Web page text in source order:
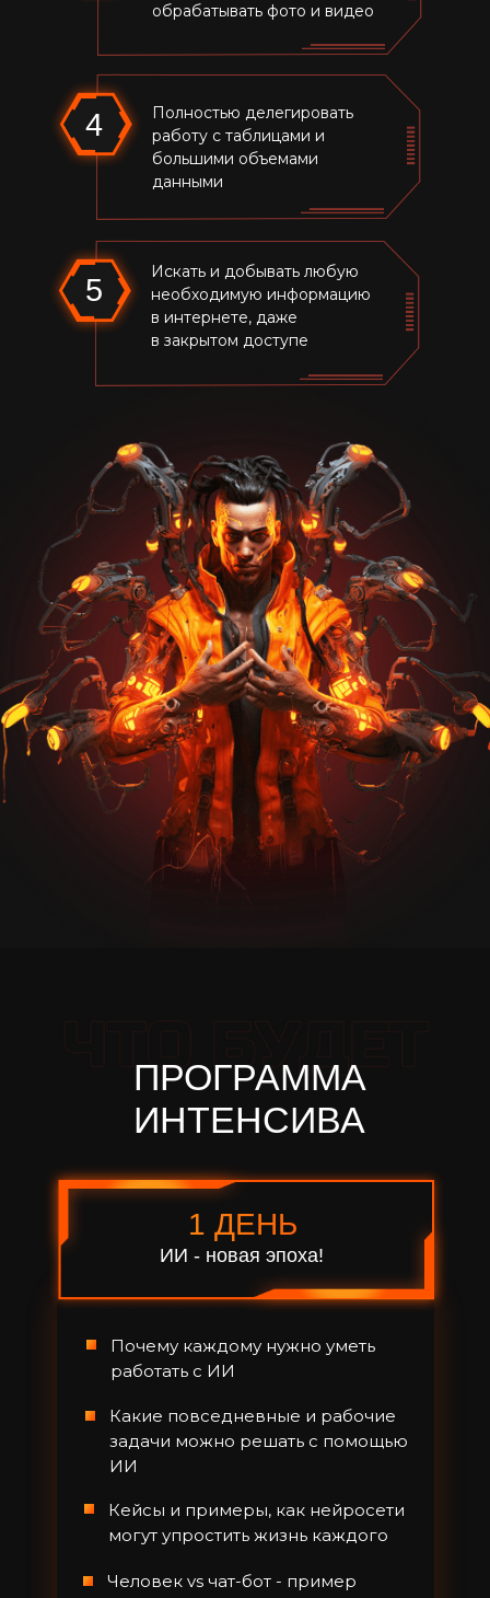
обрабатывать фото и видео
Полностью делегировать
работу с таблицами и
большими объемами
данными
Искать и добывать любую
необходимую информацию
в интернете, даже
в закрытом доступе
5
4
ПРОГРАММА
ИНТЕНСИВА
1 ДЕНЬ
ИИ - новая эпоха!
Почему каждому нужно уметь
работать с ИИ
Какие повседневные и рабочие
задачи можно решать с помощью
ИИ
Кейсы и примеры, как нейросети
могут упростить жизнь каждого
Человек vs чат-бот - пример